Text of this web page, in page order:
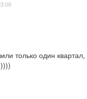
только один